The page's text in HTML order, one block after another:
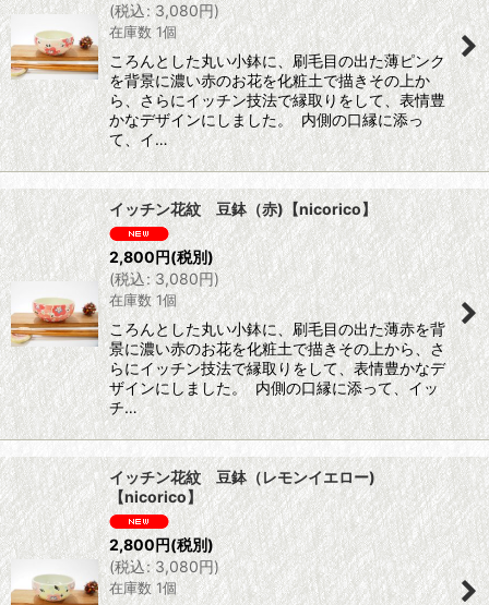
(税込: 3,080円)
在庫数 1個
ころんとした丸い小鉢に、刷毛目の出た薄ピンク
を背景に濃い赤のお花を化粧土で描きその上か
ら、さらにイッチン技法で縁取りをして、表情豊
かなデザインにしました。 内側の口縁に添っ
て、イ…
イッチン花紋 豆鉢（赤)【nicorico】
2,800円(税別)
(税込: 3,080円)
在庫数 1個
ころんとした丸い小鉢に、刷毛目の出た薄赤を背
景に濃い赤のお花を化粧土で描きその上から、さ
らにイッチン技法で縁取りをして、表情豊かなデ
ザインにしました。 内側の口縁に添って、イッ
チ…
イッチン花紋 豆鉢（レモンイエロー)
【nicorico】
2,800円(税別)
(税込: 3,080円)
在庫数 1個